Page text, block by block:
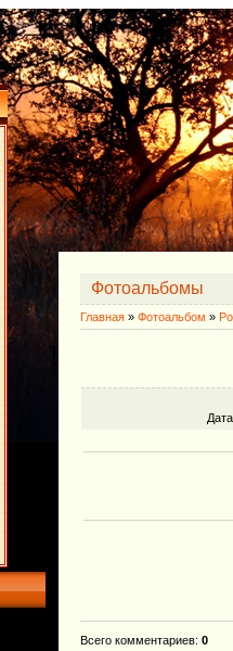
Фотоальбомы
Главная » Фотоальбом »
Дата
Всего комментариев: 0